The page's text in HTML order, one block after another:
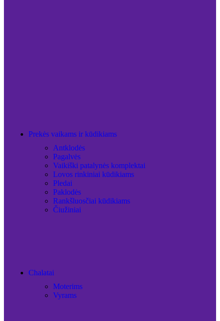
Prekės vaikams ir kūdikiams
Antklodės
Pagalvės
Vaikiški patalynės komplektai
Lovos rinkiniai kūdikiams
Pledai
Paklodės
Rankšluosčiai kūdikiams
Čiužiniai
Chalatai
Moterims
Vyrams